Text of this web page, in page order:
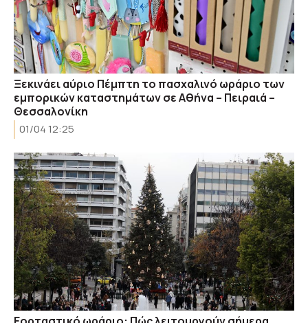
Ξεκινάει αύριο Πέμπτη το πασχαλινό ωράριο των
εμπορικών καταστημάτων σε Αθήνα – Πειραιά –
Θεσσαλονίκη
01/04 12:25